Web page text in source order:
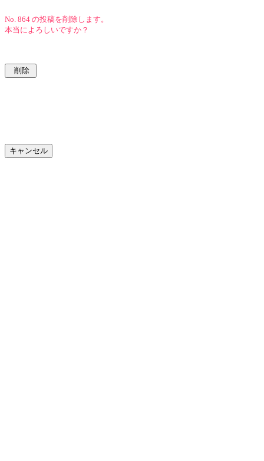
No. 864 の投稿を削除します。
本当によろしいですか？